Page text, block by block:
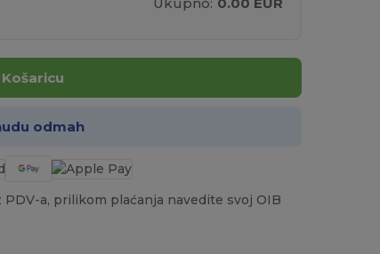
odmah
a, prilikom plaćanja navedite svoj OIB